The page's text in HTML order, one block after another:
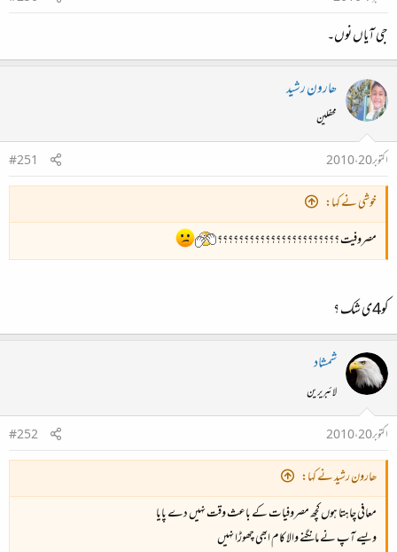
جی آیاں نوں۔
ھارون رشید
محفلین
اکتوبر 20، 2010
#251
خوشی نے کہا:
مصروفیت ؟؟؟؟؟؟؟؟؟؟؟؟؟؟؟؟؟؟؟؟؟؟؟
کو4ی شک ؟
شمشاد
لائبریرین
اکتوبر 20، 2010
#252
ھارون رشید نے کہا:
معافی چاہتا ہوں کچھ مصروفیات کے باعث وقت نہیں دے پایا
ویسے آپ نے مانگنے والا کام ابھی چھوڑا نہیں